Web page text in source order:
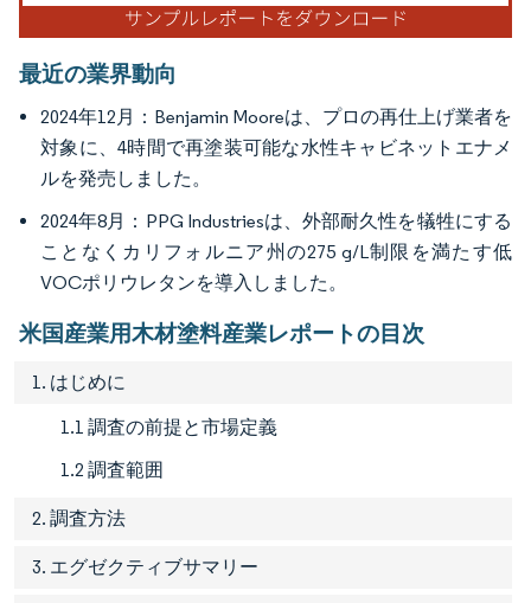
最近の業界動向
2024年12月：Benjamin Mooreは、プロの再仕上げ業者を
対象に、4時間で再塗装可能な水性キャビネットエナメ
ルを発売しました。
2024年8月：PPG Industriesは、外部耐久性を犠牲にする
ことなくカリフォルニア州の275 g/L制限を満たす低
VOCポリウレタンを導入しました。
米国産業用木材塗料産業レポートの目次
1. はじめに
1.1 調査の前提と市場定義
1.2 調査範囲
2. 調査方法
3. エグゼクティブサマリー